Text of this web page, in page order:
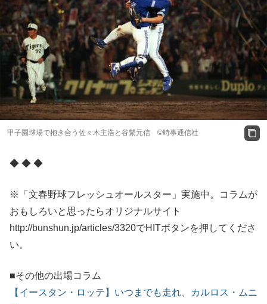
甲子園球場で抱き合う佐々木主浩と谷繁元信 ©時事通信社
◆ ◆ ◆
※「文春野球フレッシュオールスター」実施中。コラムが
おもしろいと思ったらオリジナルサイト
http://bunshun.jp/articles/3320でHITボタンを押してくださ
い。
■その他の出場コラム
【イースタン・ロッテ】いつまでも走れ、カルロス・ムニ